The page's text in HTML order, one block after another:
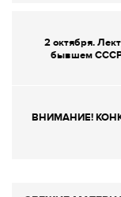
2 октября.
бывшем СССР
ВНИМАНИЕ!